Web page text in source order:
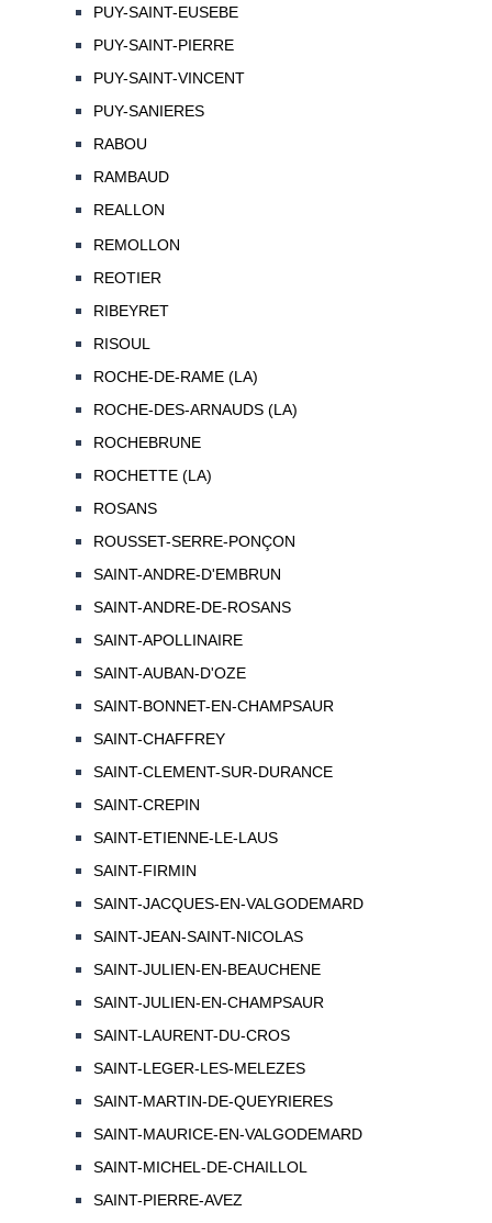
PUY-SAINT-EUSEBE
PUY-SAINT-PIERRE
PUY-SAINT-VINCENT
PUY-SANIERES
RABOU
RAMBAUD
REALLON
REMOLLON
REOTIER
RIBEYRET
RISOUL
ROCHE-DE-RAME (LA)
ROCHE-DES-ARNAUDS (LA)
ROCHEBRUNE
ROCHETTE (LA)
ROSANS
ROUSSET-SERRE-PONÇON
SAINT-ANDRE-D'EMBRUN
SAINT-ANDRE-DE-ROSANS
SAINT-APOLLINAIRE
SAINT-AUBAN-D'OZE
SAINT-BONNET-EN-CHAMPSAUR
SAINT-CHAFFREY
SAINT-CLEMENT-SUR-DURANCE
SAINT-CREPIN
SAINT-ETIENNE-LE-LAUS
SAINT-FIRMIN
SAINT-JACQUES-EN-VALGODEMARD
SAINT-JEAN-SAINT-NICOLAS
SAINT-JULIEN-EN-BEAUCHENE
SAINT-JULIEN-EN-CHAMPSAUR
SAINT-LAURENT-DU-CROS
SAINT-LEGER-LES-MELEZES
SAINT-MARTIN-DE-QUEYRIERES
SAINT-MAURICE-EN-VALGODEMARD
SAINT-MICHEL-DE-CHAILLOL
SAINT-PIERRE-AVEZ